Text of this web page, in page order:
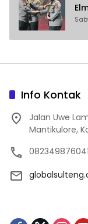
Info Kontak
Jalan Uwe
Mantikulore,
082349876041